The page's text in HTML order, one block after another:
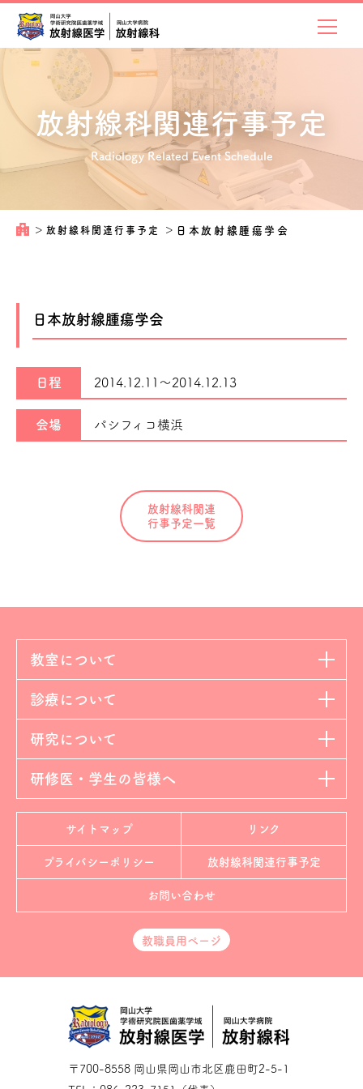
放射線科関連行事予定
Radiology Related Event Schedule
＞ 放射線科関連行事予定 ＞ 日本放射線腫瘍学会
日本放射線腫瘍学会
日程 2014.12.11～2014.12.13
会場 パシフィコ横浜
放射線科関連
行事予定一覧
教室について
診療について
研究について
研修医・学生の皆様へ
〒700-8558 岡山県岡山市北区鹿田町2-5-1
サイトマップ リンク
プライバシーポリシー 放射線科関連行事予定
お問い合わせ
教職員用ページ